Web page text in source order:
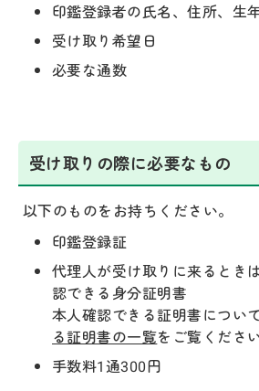
印鑑登録者の氏名、住所、生
受け取り希望日
必要な通数
受け取りの際に必要なもの
以下のものをお持ちください。
印鑑登録証
代理人が受け取りに来るとき
認できる身分証明書
本人確認できる証明書について
る証明書の一覧をご覧ください
手数料1通300円